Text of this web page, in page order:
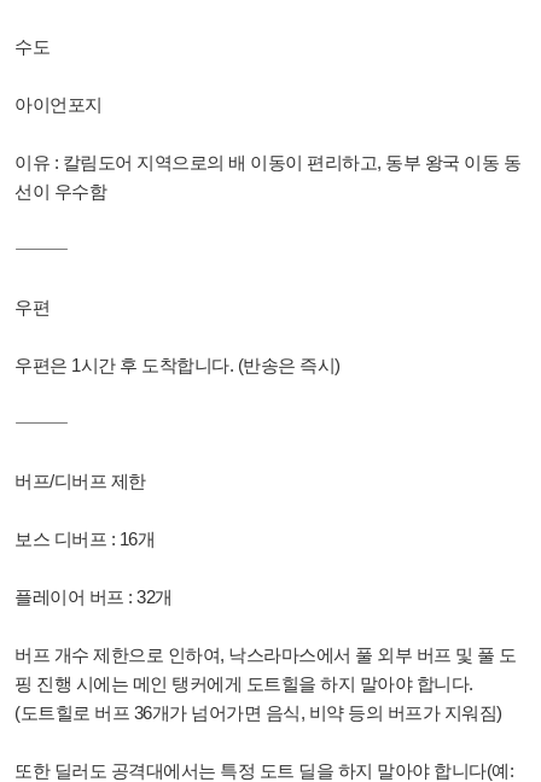
수도
아이언포지
이유 : 칼림도어 지역으로의 배 이동이 편리하고, 동부 왕국 이동 동
선이 우수함
⸻
우편
우편은 1시간 후 도착합니다. (반송은 즉시)
⸻
버프/디버프 제한
보스 디버프 : 16개
플레이어 버프 : 32개
버프 개수 제한으로 인하여, 낙스라마스에서 풀 외부 버프 및 풀 도
핑 진행 시에는 메인 탱커에게 도트힐을 하지 말아야 합니다.
(도트힐로 버프 36개가 넘어가면 음식, 비약 등의 버프가 지워짐)
또한 딜러도 공격대에서는 특정 도트 딜을 하지 말아야 합니다(예: